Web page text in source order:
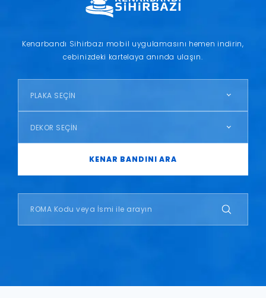
Kenarbandı Sihirbazı mobil uygulamasını hemen indirin,
cebinizdeki kartelaya anında ulaşın.
PLAKA SEÇİN
DEKOR SEÇİN
KENAR BANDINI ARA